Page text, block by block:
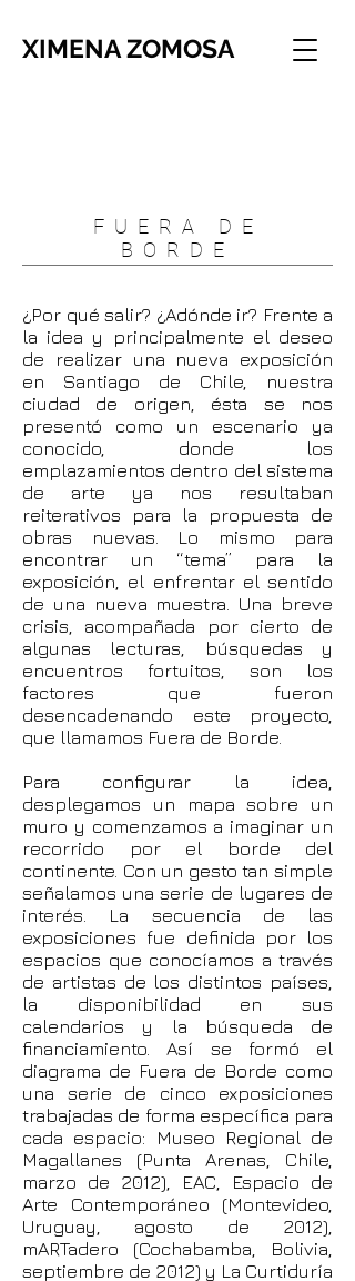
XIMENA ZOMOSA
FUERA DE
BORDE
¿Por qué salir? ¿Adónde ir? Frente a
la idea y principalmente el deseo
de realizar una nueva exposición
en Santiago de Chile, nuestra
ciudad de origen, ésta se nos
presentó como un escenario ya
conocido, donde los
emplazamientos dentro del sistema
de arte ya nos resultaban
reiterativos para la propuesta de
obras nuevas. Lo mismo para
encontrar un “tema” para la
exposición, el enfrentar el sentido
de una nueva muestra. Una breve
crisis, acompañada por cierto de
algunas lecturas, búsquedas y
encuentros fortuitos, son los
factores que fueron
desencadenando este proyecto,
que llamamos Fuera de Borde.
Para configurar la idea,
desplegamos un mapa sobre un
muro y comenzamos a imaginar un
recorrido por el borde del
continente. Con un gesto tan simple
señalamos una serie de lugares de
interés. La secuencia de las
exposiciones fue definida por los
espacios que conocíamos a través
de artistas de los distintos países,
la disponibilidad en sus
calendarios y la búsqueda de
financiamiento. Así se formó el
diagrama de Fuera de Borde como
una serie de cinco exposiciones
trabajadas de forma específica para
cada espacio: Museo Regional de
Magallanes (Punta Arenas, Chile,
marzo de 2012), EAC, Espacio de
Arte Contemporáneo (Montevideo,
Uruguay, agosto de 2012),
mARTadero (Cochabamba, Bolivia,
septiembre de 2012) y La Curtiduría